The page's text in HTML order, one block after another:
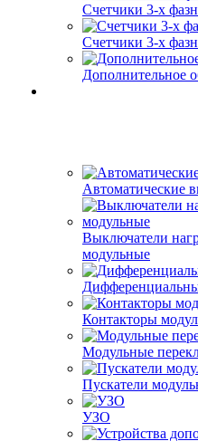
Счетчики 3-х
Счетчики 3-х
Дополнительное
Автоматические
Выключатели
модульные
Контакторы
Модульные
Пускатели
УЗО